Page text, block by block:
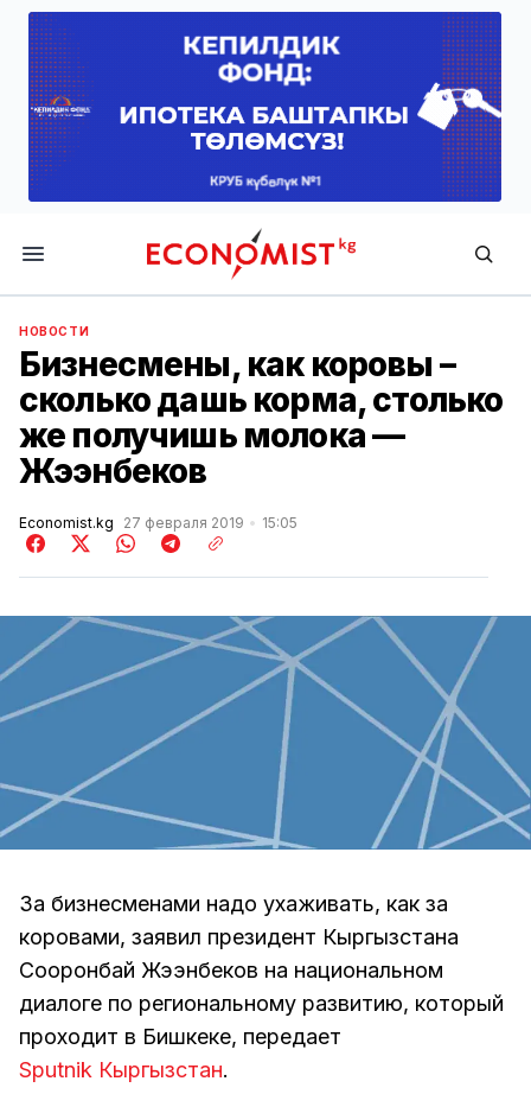
Economist.kg
НОВОСТИ
Бизнесмены, как коровы –
сколько дашь корма, столько
же получишь молока —
Жээнбеков
Economist.kg 27 февраля 2019 15:05
За бизнесменами надо ухаживать, как за
коровами, заявил президент Кыргызстана
Сооронбай Жээнбеков на национальном
диалоге по региональному развитию, который
проходит в Бишкеке, передает
Sputnik Кыргызстан.